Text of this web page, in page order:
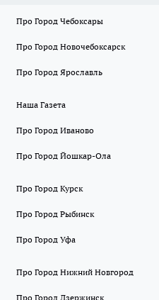
Про Город Чебоксары
Про Город Новочебоксарск
Про Город Ярославль
Наша Газета
Про Город Иваново
Про Город Йошкар-Ола
Про Город Курск
Про Город Рыбинск
Про Город Уфа
Про Город Нижний Новгород
Про Город Дзержинск